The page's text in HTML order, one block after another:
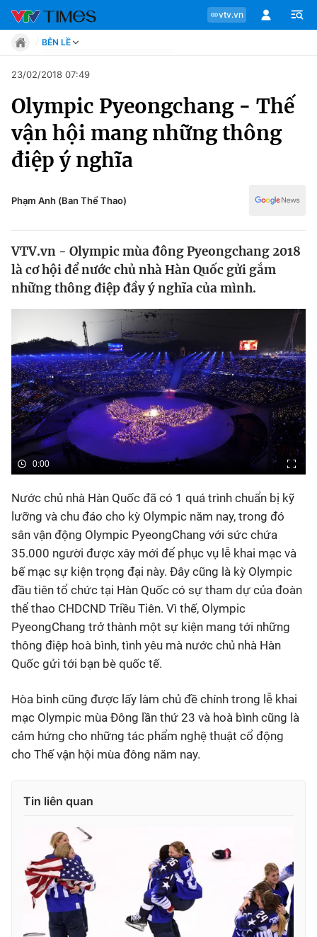
vtv.vn
Chuyên mục
Tin tức
Chân dung
Sự kiện
Bóng đá
Thể thao Điện tử
Các môn khác
VIDEO
Bên lề
BÊN LỀ
Move
Phong cách
Chân dung
Sự kiện
Bóng đá
Thể thao điện tử
23/02/2018 07:49
Olympic Pyeongchang - Thế
vận hội mang những thông
điệp ý nghĩa
Phạm Anh (Ban Thể Thao)
VTV.vn - Olympic mùa đông Pyeongchang 2018
là cơ hội để nước chủ nhà Hàn Quốc gửi gắm
những thông điệp đầy ý nghĩa của mình.
0:00
Nước chủ nhà Hàn Quốc đã có 1 quá trình chuẩn bị kỹ
lưỡng và chu đáo cho kỳ Olympic năm nay, trong đó
sân vận động Olympic PyeongChang với sức chứa
35.000 người được xây mới để phục vụ lễ khai mạc và
bế mạc sự kiện trọng đại này. Đây cũng là kỳ Olympic
đầu tiên tổ chức tại Hàn Quốc có sự tham dự của đoàn
thể thao CHDCND Triều Tiên. Vì thế, Olympic
PyeongChang trở thành một sự kiện mang tới những
thông điệp hoà bình, tình yêu mà nước chủ nhà Hàn
Quốc gửi tới bạn bè quốc tế.
Hòa bình cũng được lấy làm chủ đề chính trong lễ khai
mạc Olympic mùa Đông lần thứ 23 và hoà bình cũng là
cảm hứng cho những tác phẩm nghệ thuật cổ động
cho Thế vận hội mùa đông năm nay.
Tin liên quan